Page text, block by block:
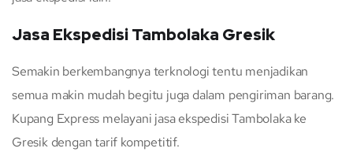
Jasa Ekspedisi Tambolaka Gresik
Semakin berkembangnya terknologi tentu menjadikan
semua makin mudah begitu juga dalam pengiriman barang.
Kupang Express melayani jasa ekspedisi Tambolaka ke
Gresik dengan tarif kompetitif.